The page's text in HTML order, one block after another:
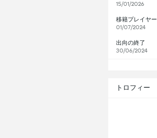
15/01/2026
移籍プレイヤー
01/07/2024
出向の終了
30/06/2024
トロフィー